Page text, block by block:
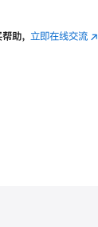
斜
助， 立即在线交流(在